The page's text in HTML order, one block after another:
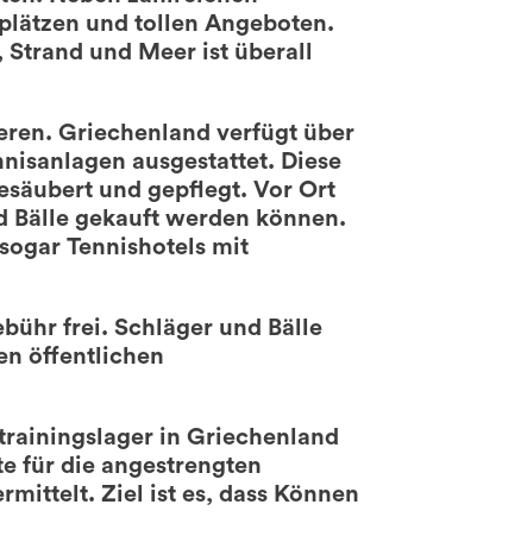
und tollen Angeboten.
und Meer ist überall
Griechenland verfügt über
ausgestattet. Diese
und gepflegt. Vor Ort
Bälle gekauft werden können.
Tennishotels mit
frei. Schläger und Bälle
öffentlichen
in Griechenland
für die angestrengten
Ziel ist es, dass Können